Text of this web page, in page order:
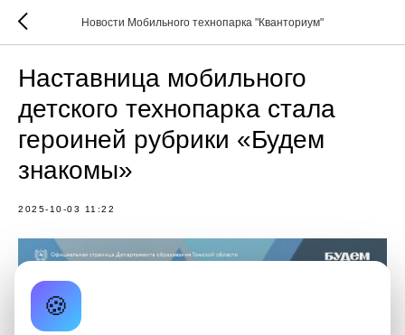
Новости Мобильного технопарка "Кванториум"
Наставница мобильного
детского технопарка стала
героиней рубрики «Будем
знакомы»
2025-10-03 11:22
🍪